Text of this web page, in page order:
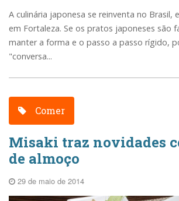
A culinária japonesa se reinventa no Brasil,
em Fortaleza. Se os pratos japoneses são
manter a forma e o passo a passo rígido,
"conversa...
Comer
Misaki traz novidades
de almoço
29 de maio de 2014